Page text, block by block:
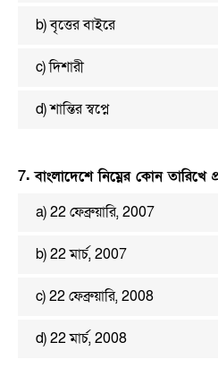
b) বৃত্তের বাইরে
c) দিশারী
d) শান্তির স্বপ্নে
7. বাংলাদেশে নিম্নের কোন তারিখে
a) 22 ফেব্রুয়ারি, 2007
b) 22 মার্চ, 2007
c) 22 ফেব্রুয়ারি, 2008
d) 22 মার্চ, 2008